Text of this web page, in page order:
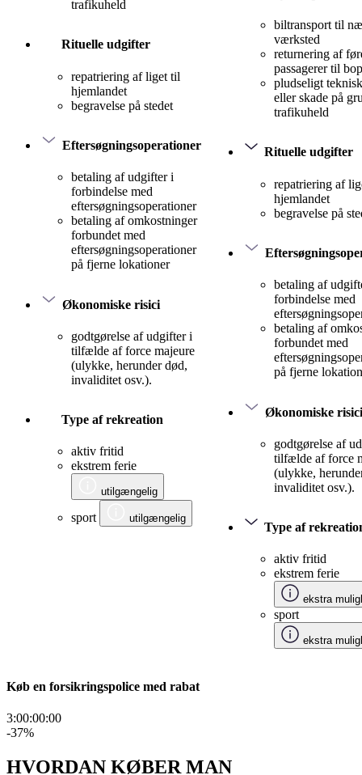
trafikuheld
Rituelle udgifter
repatriering af liget til
hjemlandet
begravelse på stedet
Eftersøgningsoperationer
betaling af udgifter i
forbindelse med
eftersøgningsoperationer
betaling af omkostninger
forbundet med
eftersøgningsoperationer
på fjerne lokationer
Økonomiske risici
godtgørelse af udgifter i
tilfælde af force majeure
(ulykke, herunder død,
invaliditet osv.).
Type af rekreation
aktiv fritid
ekstrem ferie
utilgængelig
sport utilgængelig
biltransport til
værksted
returnering af
passagerer til
pludseligt
eller skade på
trafikuheld
Rituelle udgifter
repatriering af
hjemlandet
begravelse på
betaling af
forbindelse med
betaling af
forbundet med
på fjerne
Økonomiske risici
godtgørelse af
tilfælde af force
(ulykke,
invaliditet osv.).
Type af
aktiv fritid
ekstrem ferie
ekstra
sport
ekstra
Køb en forsikringspolice med rabat
3:00:00:00
-37%
HVORDAN KØBER MAN